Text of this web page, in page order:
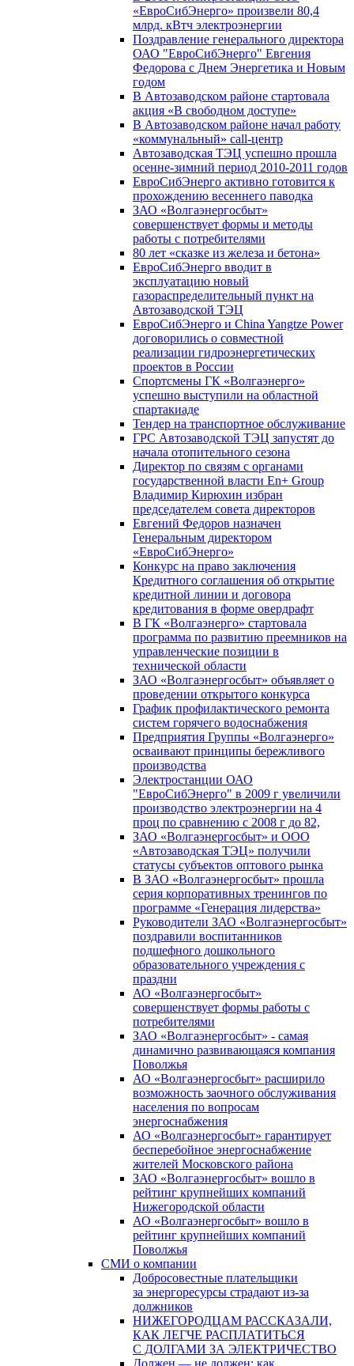
«ЕвроСибЭнерго» произвели 80,4
млрд. кВтч электроэнергии
Поздравление генерального директора
ОАО "ЕвроСибЭнерго" Евгения
Федорова с Днем Энергетика и Новым
годом
В Автозаводском районе стартовала
акция «В свободном доступе»
В Автозаводском районе начал работу
«коммунальный» call-центр
Автозаводская ТЭЦ успешно прошла
осенне-зимний период 2010-2011 годов
ЕвроСибЭнерго активно готовится к
прохождению весеннего паводка
ЗАО «Волгаэнергосбыт»
совершенствует формы и методы
работы с потребителями
80 лет «сказке из железа и бетона»
ЕвроСибЭнерго вводит в
эксплуатацию новый
газораспределительный пункт на
Автозаводской ТЭЦ
ЕвроСибЭнерго и China Yangtze Power
договорились о совместной
реализации гидроэнергетических
проектов в России
Спортсмены ГК «Волгаэнерго»
успешно выступили на областной
спартакиаде
Тендер на транспортное обслуживание
ГРС Автозаводской ТЭЦ запустят до
начала отопительного сезона
Директор по связям с органами
государственной власти En+ Group
Владимир Кирюхин избран
председателем совета директоров
Евгений Федоров назначен
Генеральным директором
«ЕвроСибЭнерго»
Конкурс на право заключения
Кредитного соглашения об открытие
кредитной линии и договора
кредитования в форме овердрафт
В ГК «Волгаэнерго» стартовала
программа по развитию преемников на
управленческие позиции в
технической области
ЗАО «Волгаэнергосбыт» объявляет о
проведении открытого конкурса
График профилактического ремонта
систем горячего водоснабжения
Предприятия Группы «Волгаэнерго»
осваивают принципы бережливого
производства
Электростанции ОАО
"ЕвроСибЭнерго" в 2009 г увеличили
производство электроэнергии на 4
проц по сравнению с 2008 г до 82,
ЗАО «Волгаэнергосбыт» и ООО
«Автозаводская ТЭЦ» получили
статусы субъектов оптового рынка
В ЗАО «Волгаэнергосбыт» прошла
серия корпоративных тренингов по
программе «Генерация лидерства»
Руководители ЗАО «Волгаэнергосбыт»
поздравили воспитанников
подшефного дошкольного
образовательного учреждения с
праздни
АО «Волгаэнергосбыт»
совершенствует формы работы с
потребителями
ЗАО «Волгаэнергосбыт» - самая
динамично развивающаяся компания
Поволжья
АО «Волгаэнергосбыт» расширило
возможность заочного обслуживания
населения по вопросам
энергоснабжения
АО «Волгаэнергосбыт» гарантирует
бесперебойное энергоснабжение
жителей Московского района
ЗАО «Волгаэнергосбыт» вошло в
рейтинг крупнейших компаний
Нижегородской области
АО «Волгаэнергосбыт» вошло в
рейтинг крупнейших компаний
Поволжья
СМИ о компании
Добросовестные плательщики
за энергоресурсы страдают из-за
должников
НИЖЕГОРОДЦАМ РАССКАЗАЛИ,
КАК ЛЕГЧЕ РАСПЛАТИТЬСЯ
С ДОЛГАМИ ЗА ЭЛЕКТРИЧЕСТВО